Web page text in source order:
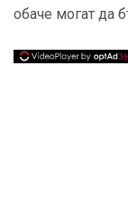
обаче могат да